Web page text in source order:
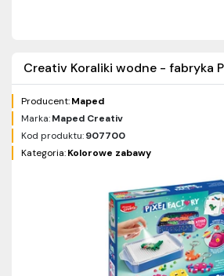
Creativ Koraliki wodne - fabryka
Producent:Maped
Marka:Maped Creativ
Kod produktu:907700
Kategoria:Kolorowe zabawy